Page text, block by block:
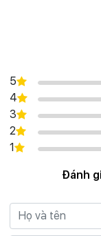
5
4
3
2
1
Đánh